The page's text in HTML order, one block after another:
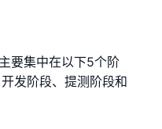
要集中在以下5个阶
发阶段、提测阶段和